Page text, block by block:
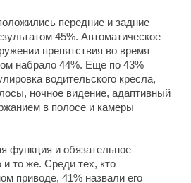
передние и задние
45%. Автоматическое
препятствия во время
набрало 44%. Еще по 43%
водительского кресла,
ночное видение, адаптивный
в полосе и камеры
функция и обязательное
то же. Среди тех, кто
приводе, 41% назвали его